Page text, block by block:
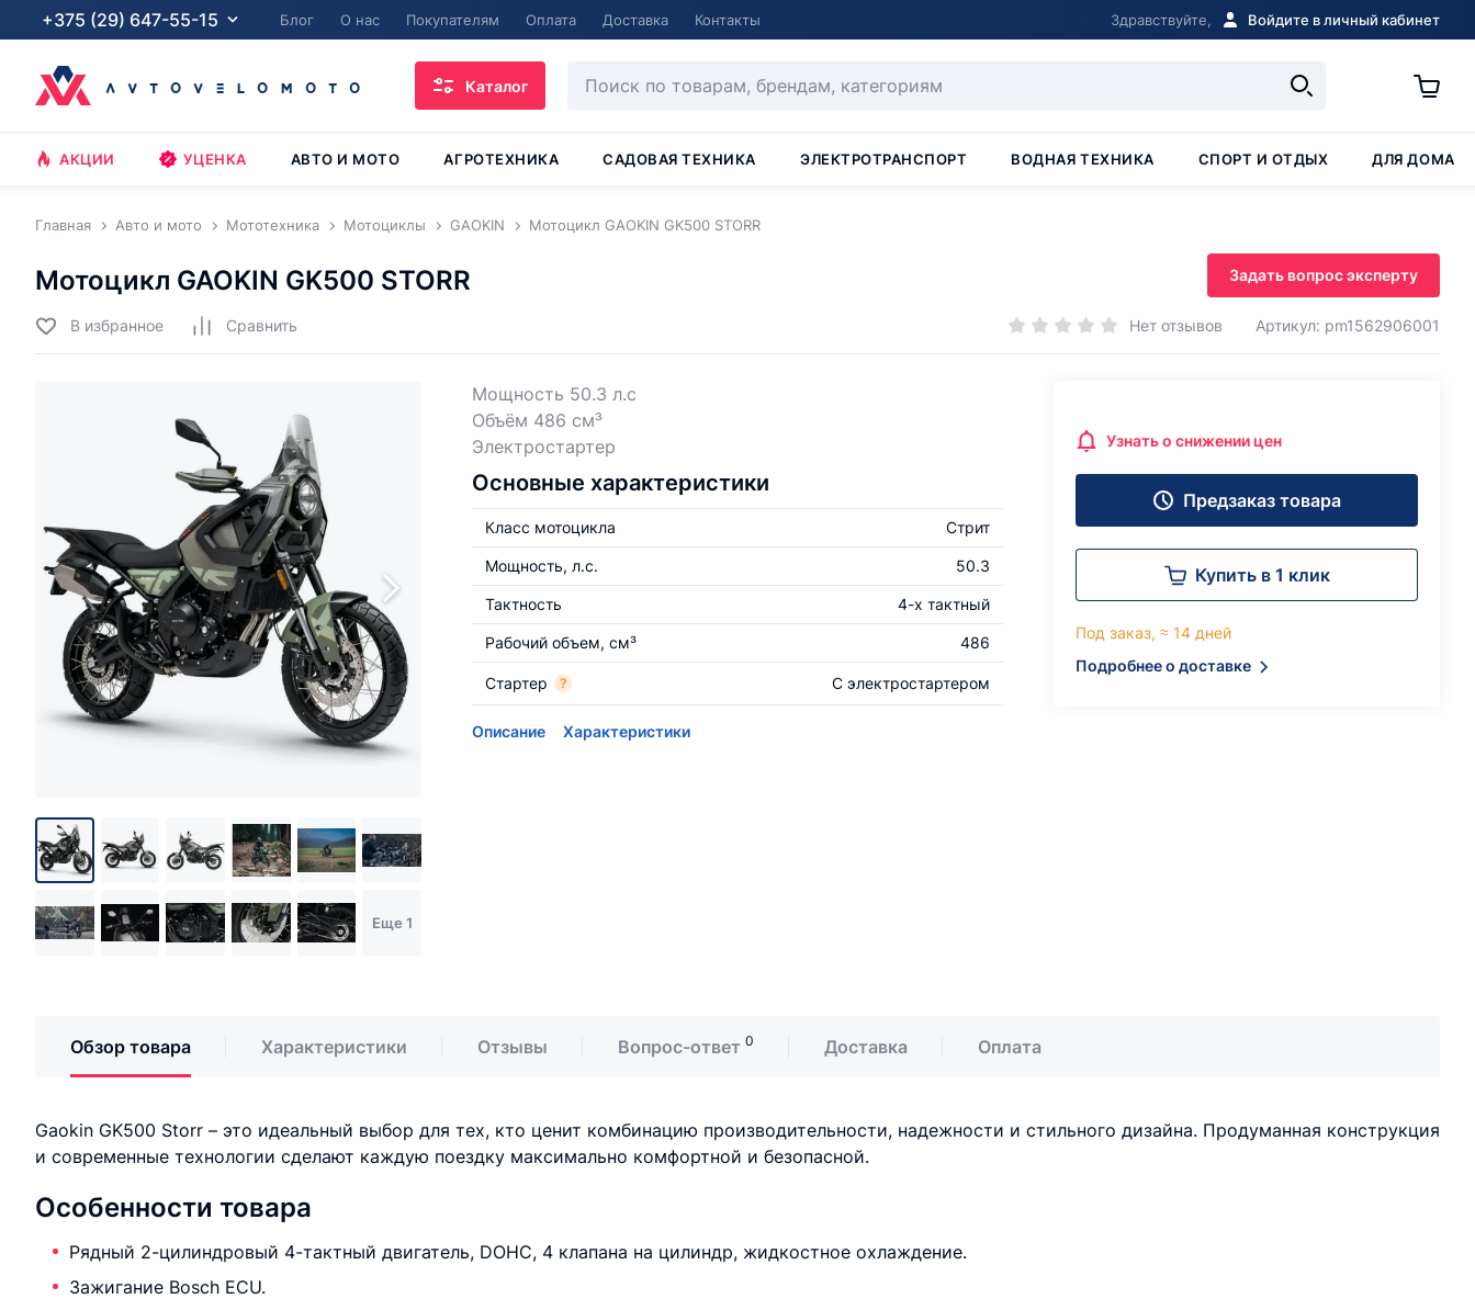
+375 (29) 647-55-15 Блог О нас Покупателям Оплата Доставка Контакты Здравствуйте, Войдите в личный кабинет
Каталог
АКЦИИ УЦЕНКА АВТО И МОТО АГРОТЕХНИКА САДОВАЯ ТЕХНИКА ЭЛЕКТРОТРАНСПОРТ ВОДНАЯ ТЕХНИКА СПОРТ И ОТДЫХ ДЛЯ ДОМА
Главная Авто и мото Мототехника Мотоциклы GAOKIN Мотоцикл GAOKIN GK500 STORR
Мотоцикл GAOKIN GK500 STORR Задать вопрос эксперту
В избранное Cравнить Нет отзывов Артикул: pm1562906001
Еще 1
Мощность 50.3 л.с
Объём 486 см³
Электростартер
Основные характеристики
Класс мотоцикла Стрит
Мощность, л.с. 50.3
Тактность 4-х тактный
Рабочий объем, см³ 486
Стартер ? С электростартером
Описание Характеристики
Узнать о снижении цен
Предзаказ товара
Купить в 1 клик
Под заказ, ≈ 14 дней
Подробнее о доставке
Обзор товара Характеристики Отзывы Вопрос-ответ 0 Доставка Оплата
Gaokin GK500 Storr – это идеальный выбор для тех, кто ценит комбинацию производительности, надежности и стильного дизайна. Продуманная конструкция
и современные технологии сделают каждую поездку максимально комфортной и безопасной.
Особенности товара
Рядный 2-цилиндровый 4-тактный двигатель, DOHC, 4 клапана на цилиндр, жидкостное охлаждение.
Зажигание Bosch ECU.